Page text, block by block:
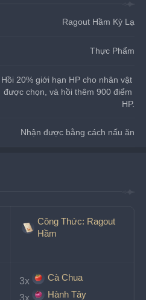
Ragout Hầm Kỳ Lạ
Thực Phẩm
Hồi 20% giới hạn HP cho nhân vật
được chọn, và hồi thêm 900 điểm
HP.
Nhận được bằng cách nấu ăn
Công Thức: Ragout
Hầm
3x
Cà Chua
3x
Hành Tây